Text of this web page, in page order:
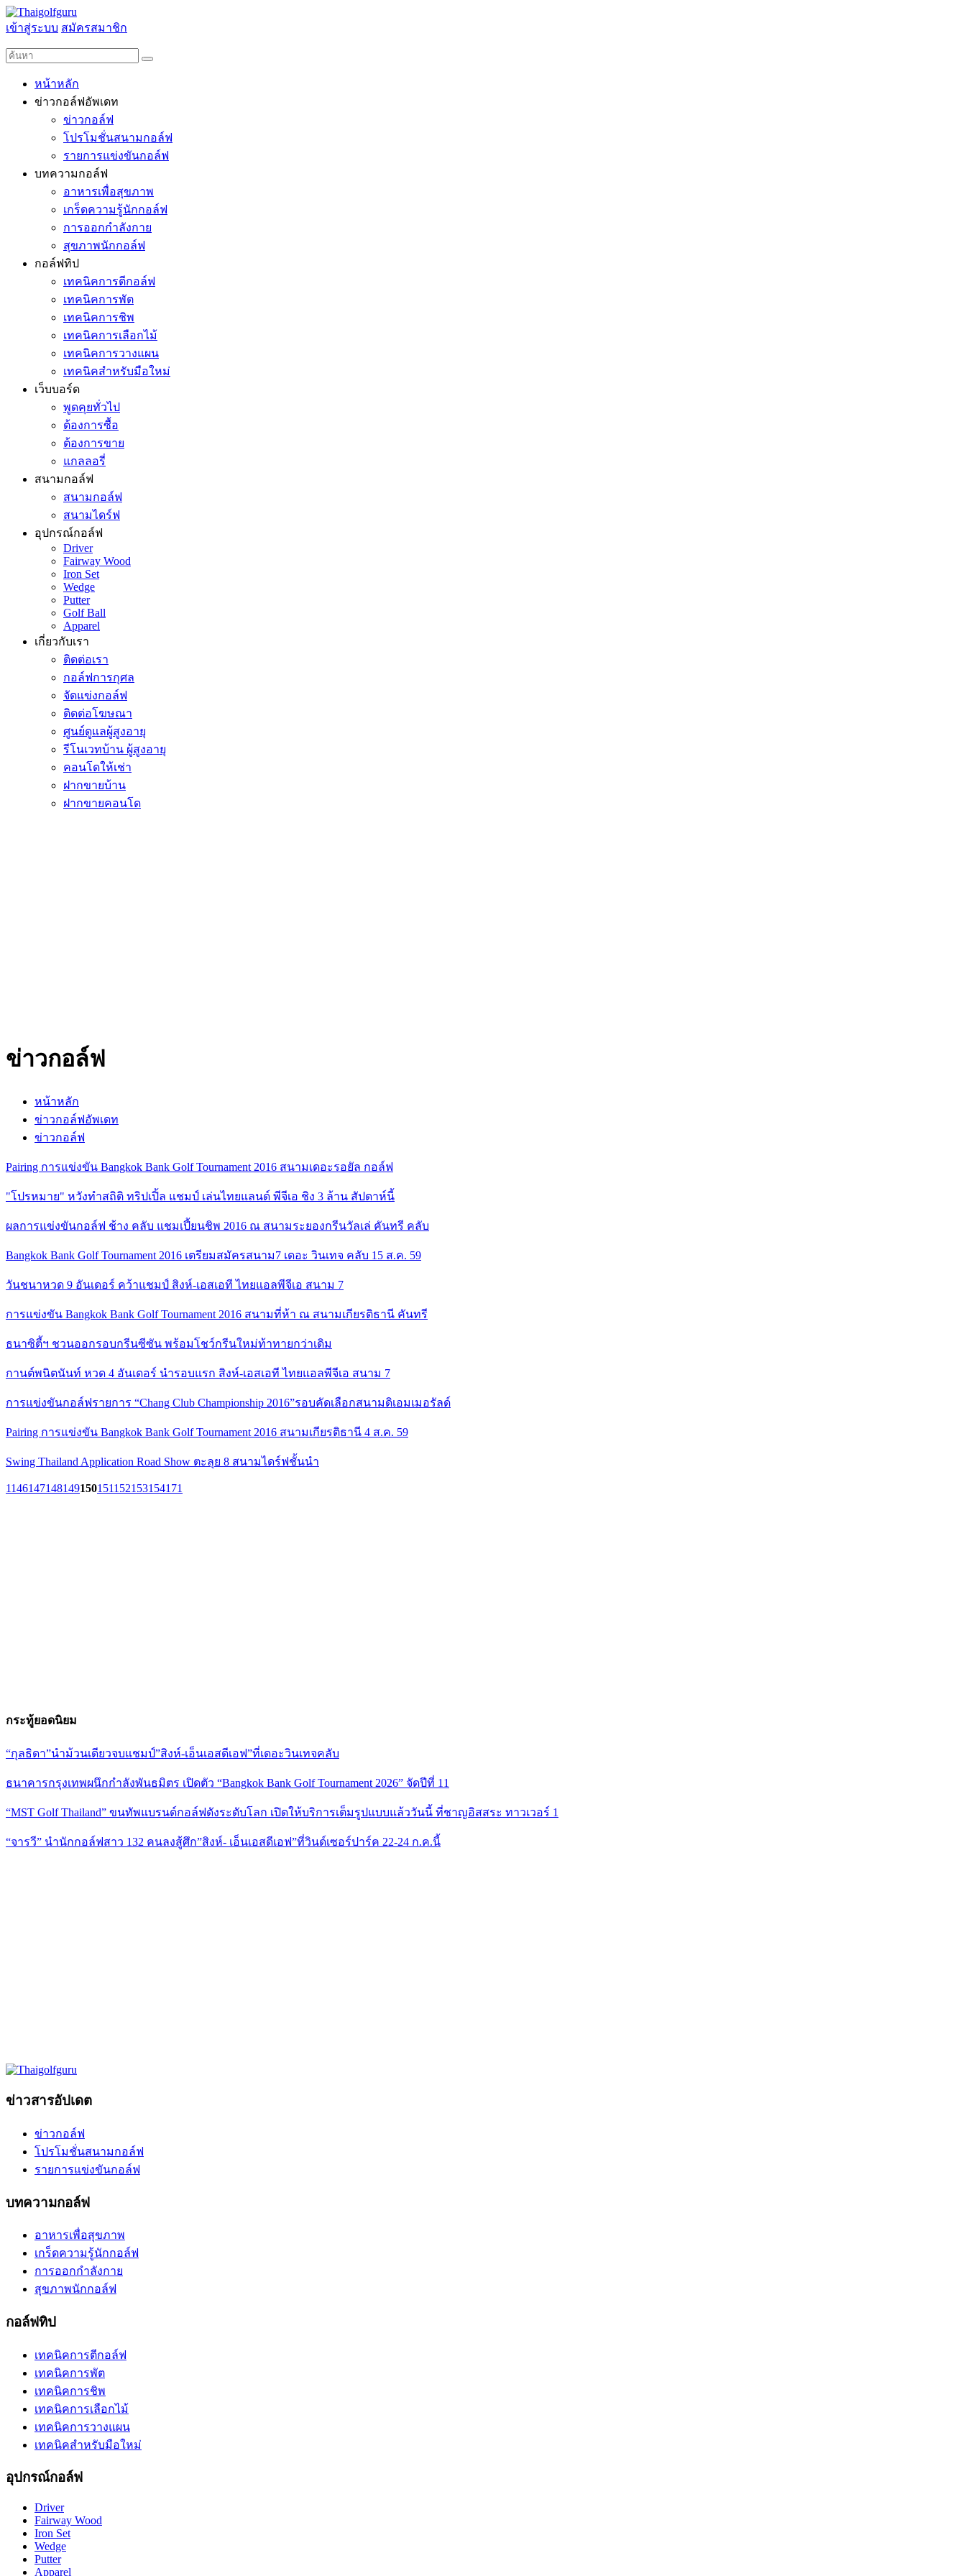
เข้าสู่ระบบ สมัครสมาชิก
หน้าหลัก
ข่าวกอล์ฟอัพเดท
ข่าวกอล์ฟ
โปรโมชั่นสนามกอล์ฟ
รายการแข่งขันกอล์ฟ
บทความกอล์ฟ
อาหารเพื่อสุขภาพ
เกร็ดความรู้นักกอล์ฟ
การออกกำลังกาย
สุขภาพนักกอล์ฟ
กอล์ฟทิป
เทคนิคการตีกอล์ฟ
เทคนิคการพัต
เทคนิคการชิพ
เทคนิคการเลือกไม้
เทคนิคการวางแผน
เทคนิคสำหรับมือใหม่
เว็บบอร์ด
พูดคุยทั่วไป
ต้องการซื้อ
ต้องการขาย
แกลลอรี่
สนามกอล์ฟ
สนามกอล์ฟ
สนามไดร์ฟ
อุปกรณ์กอล์ฟ
Driver
Fairway Wood
Iron Set
Wedge
Putter
Golf Ball
Apparel
เกี่ยวกับเรา
ติดต่อเรา
กอล์ฟการกุศล
จัดแข่งกอล์ฟ
ติดต่อโฆษณา
ศูนย์ดูแลผู้สูงอายุ
รีโนเวทบ้าน ผู้สูงอายุ
คอนโดให้เช่า
ฝากขายบ้าน
ฝากขายคอนโด
ข่าวกอล์ฟ
หน้าหลัก
ข่าวกอล์ฟอัพเดท
ข่าวกอล์ฟ
Pairing การแข่งขัน Bangkok Bank Golf Tournament 2016 สนามเดอะรอยัล กอล์ฟ
"โปรหมาย" หวังทำสถิติ ทริปเปิ้ล แชมป์ เล่นไทยแลนด์ พีจีเอ ชิง 3 ล้าน สัปดาห์นี้
ผลการแข่งขันกอล์ฟ ช้าง คลับ แชมเปี้ยนชิพ 2016 ณ สนามระยองกรีนวัลเล่ คันทรี คลับ
Bangkok Bank Golf Tournament 2016 เตรียมสมัครสนาม7 เดอะ วินเทจ คลับ 15 ส.ค. 59
วันชนาหวด 9 อันเดอร์ คว้าแชมป์ สิงห์-เอสเอที ไทยแอลพีจีเอ สนาม 7
การแข่งขัน Bangkok Bank Golf Tournament 2016 สนามที่ห้า ณ สนามเกียรติธานี คันทรี
ธนาซิตี้ฯ ชวนออกรอบกรีนซีซัน พร้อมโชว์กรีนใหม่ท้าทายกว่าเดิม
กานต์พนิตนันท์ หวด 4 อันเดอร์ นำรอบแรก สิงห์-เอสเอที ไทยแอลพีจีเอ สนาม 7
การแข่งขันกอล์ฟรายการ “Chang Club Championship 2016”รอบคัดเลือกสนามดิเอมเมอรัลด์
Pairing การแข่งขัน Bangkok Bank Golf Tournament 2016 สนามเกียรติธานี 4 ส.ค. 59
Swing Thailand Application Road Show ตะลุย 8 สนามไดร์ฟชั้นนำ
1146147148149150151152153154171
กระทู้ยอดนิยม
“กุลธิดา”นำม้วนเดียวจบแชมป์”สิงห์-เอ็นเอสดีเอฟ”ที่เดอะวินเทจคลับ
ธนาคารกรุงเทพผนึกกำลังพันธมิตร เปิดตัว “Bangkok Bank Golf Tournament 2026” จัดปีที่ 11
“MST Golf Thailand” ขนทัพแบรนด์กอล์ฟดังระดับโลก เปิดให้บริการเต็มรูปแบบแล้ววันนี้ ที่ชาญอิสสระ ทาวเวอร์ 1
“จารวี” นำนักกอล์ฟสาว 132 คนลงสู้ศึก”สิงห์- เอ็นเอสดีเอฟ”ที่วินด์เซอร์ปาร์ค 22-24 ก.ค.นี้
ข่าวสารอัปเดต
ข่าวกอล์ฟ
โปรโมชั่นสนามกอล์ฟ
รายการแข่งขันกอล์ฟ
บทความกอล์ฟ
อาหารเพื่อสุขภาพ
เกร็ดความรู้นักกอล์ฟ
การออกกำลังกาย
สุขภาพนักกอล์ฟ
กอล์ฟทิป
เทคนิคการตีกอล์ฟ
เทคนิคการพัต
เทคนิคการชิพ
เทคนิคการเลือกไม้
เทคนิคการวางแผน
เทคนิคสำหรับมือใหม่
อุปกรณ์กอล์ฟ
Driver
Fairway Wood
Iron Set
Wedge
Putter
Apparel